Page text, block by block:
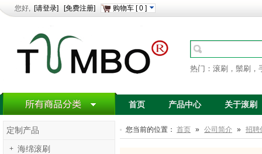
您好, [请登录] [免费注册] 购物车 [ 0 ]
热门：滚刷，鬃刷，
首页 产品中心 关于滚刷
定制产品
+ 海绵滚刷
您当前的位置： 首页 » 公司简介 » 招聘